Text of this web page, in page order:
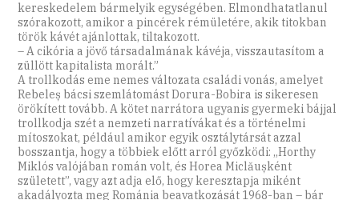
kereskedelem bármelyik egységében. Elmondhatatlanul
szórakozott, amikor a pincérek rémületére, akik titokban
török kávét ajánlottak, tiltakozott.
– A cikória a jövő társadalmának kávéja, visszautasítom a
züllött kapitalista morált.”
A trollkodás eme nemes változata családi vonás, amelyet
Rebeleș bácsi szemlátomást Dorura-Bobira is sikeresen
örökített tovább. A kötet narrátora ugyanis gyermeki bájjal
trollkodja szét a nemzeti narratívákat és a történelmi
mítoszokat, például amikor egyik osztálytársát azzal
bosszantja, hogy a többiek előtt arról győzködi: „Horthy
Miklós valójában román volt, és Horea Miclăușként
született”, vagy azt adja elő, hogy keresztapja miként
akadályozta meg Románia beavatkozását 1968-ban – bár